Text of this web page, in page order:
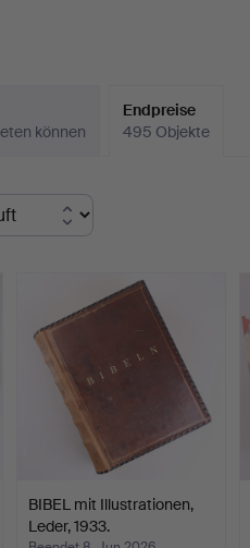
können
Endpreise
495 Objekte
BIBEL mit Illustrationen,
Leder, 1933.